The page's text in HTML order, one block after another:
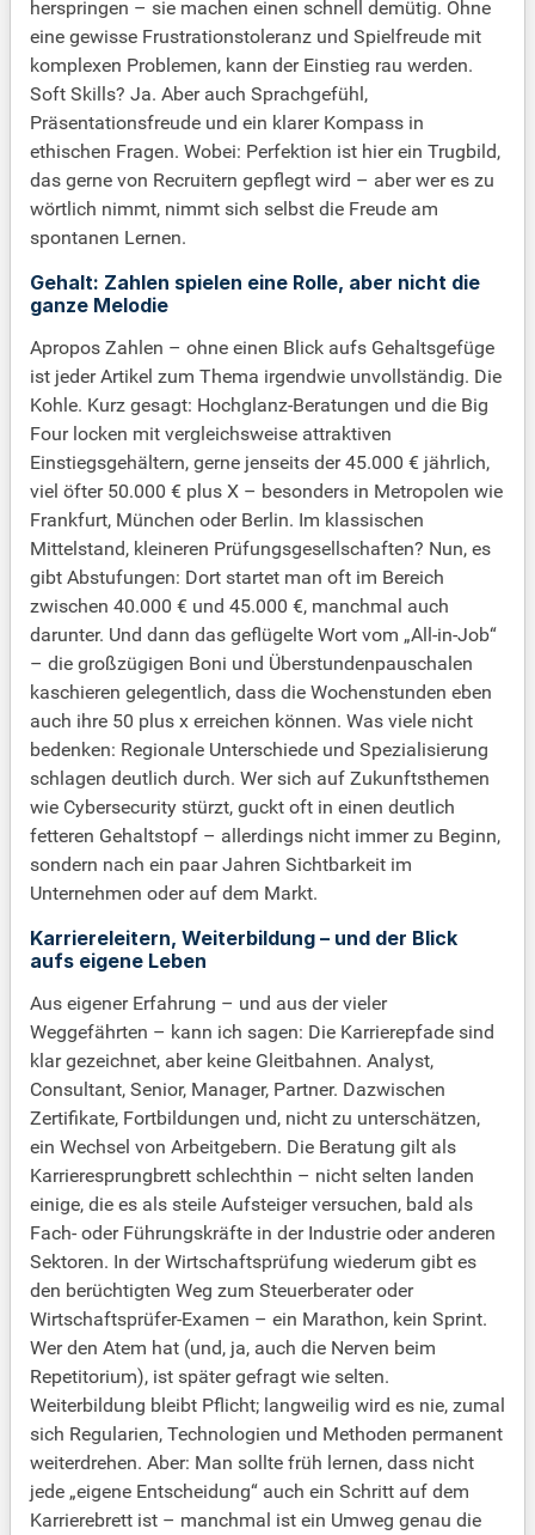
herspringen – sie machen einen schnell demütig. Ohne
eine gewisse Frustrationstoleranz und Spielfreude mit
komplexen Problemen, kann der Einstieg rau werden.
Soft Skills? Ja. Aber auch Sprachgefühl,
Präsentationsfreude und ein klarer Kompass in
ethischen Fragen. Wobei: Perfektion ist hier ein Trugbild,
das gerne von Recruitern gepflegt wird – aber wer es zu
wörtlich nimmt, nimmt sich selbst die Freude am
spontanen Lernen.
Gehalt: Zahlen spielen eine Rolle, aber nicht die
ganze Melodie
Apropos Zahlen – ohne einen Blick aufs Gehaltsgefüge
ist jeder Artikel zum Thema irgendwie unvollständig. Die
Kohle. Kurz gesagt: Hochglanz-Beratungen und die Big
Four locken mit vergleichsweise attraktiven
Einstiegsgehältern, gerne jenseits der 45.000 € jährlich,
viel öfter 50.000 € plus X – besonders in Metropolen wie
Frankfurt, München oder Berlin. Im klassischen
Mittelstand, kleineren Prüfungsgesellschaften? Nun, es
gibt Abstufungen: Dort startet man oft im Bereich
zwischen 40.000 € und 45.000 €, manchmal auch
darunter. Und dann das geflügelte Wort vom „All-in-Job“
– die großzügigen Boni und Überstundenpauschalen
kaschieren gelegentlich, dass die Wochenstunden eben
auch ihre 50 plus x erreichen können. Was viele nicht
bedenken: Regionale Unterschiede und Spezialisierung
schlagen deutlich durch. Wer sich auf Zukunftsthemen
wie Cybersecurity stürzt, guckt oft in einen deutlich
fetteren Gehaltstopf – allerdings nicht immer zu Beginn,
sondern nach ein paar Jahren Sichtbarkeit im
Unternehmen oder auf dem Markt.
Karriereleitern, Weiterbildung – und der Blick
aufs eigene Leben
Aus eigener Erfahrung – und aus der vieler
Weggefährten – kann ich sagen: Die Karrierepfade sind
klar gezeichnet, aber keine Gleitbahnen. Analyst,
Consultant, Senior, Manager, Partner. Dazwischen
Zertifikate, Fortbildungen und, nicht zu unterschätzen,
ein Wechsel von Arbeitgebern. Die Beratung gilt als
Karrieresprungbrett schlechthin – nicht selten landen
einige, die es als steile Aufsteiger versuchen, bald als
Fach- oder Führungskräfte in der Industrie oder anderen
Sektoren. In der Wirtschaftsprüfung wiederum gibt es
den berüchtigten Weg zum Steuerberater oder
Wirtschaftsprüfer-Examen – ein Marathon, kein Sprint.
Wer den Atem hat (und, ja, auch die Nerven beim
Repetitorium), ist später gefragt wie selten.
Weiterbildung bleibt Pflicht; langweilig wird es nie, zumal
sich Regularien, Technologien und Methoden permanent
weiterdrehen. Aber: Man sollte früh lernen, dass nicht
jede „eigene Entscheidung“ auch ein Schritt auf dem
Karrierebrett ist – manchmal ist ein Umweg genau die